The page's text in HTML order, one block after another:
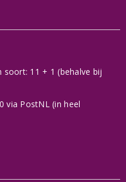
11 + 1 (behalve bij
via PostNL (in heel